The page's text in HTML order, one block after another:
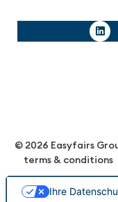
© 2026 Easyfairs
terms & conditions
Ihre